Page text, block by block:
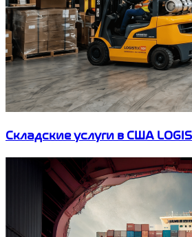
Складские услуги в США